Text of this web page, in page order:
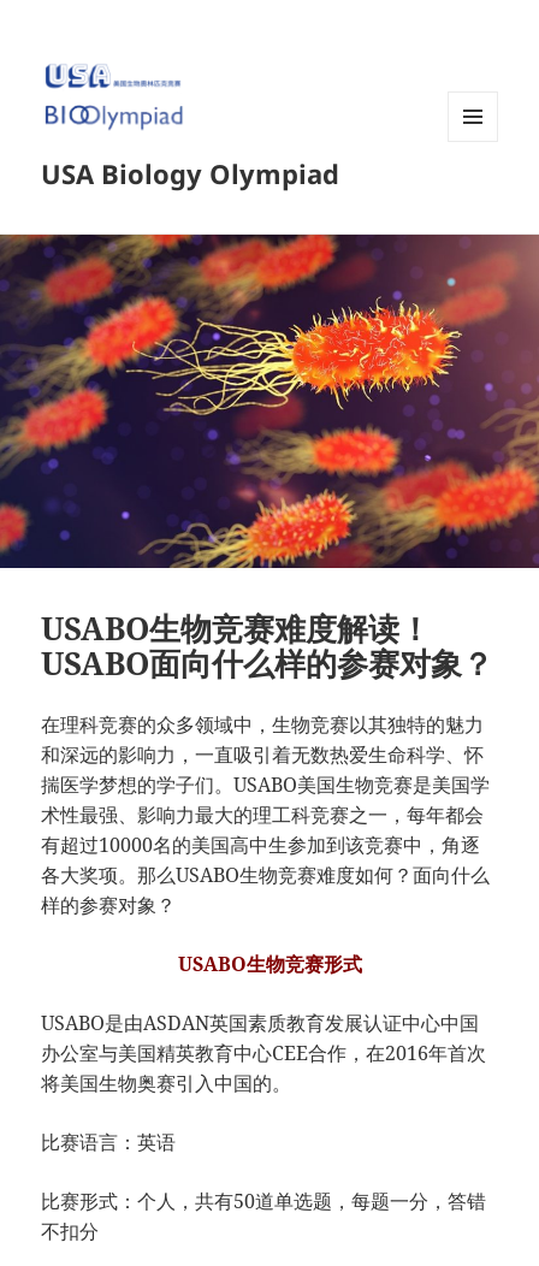
USA Biology Olympiad
USABO生物竞赛难度解读！
USABO面向什么样的参赛对象？
在理科竞赛的众多领域中，生物竞赛以其独特的魅力
和深远的影响力，一直吸引着无数热爱生命科学、怀
揣医学梦想的学子们。USABO美国生物竞赛是美国学
术性最强、影响力最大的理工科竞赛之一，每年都会
有超过10000名的美国高中生参加到该竞赛中，角逐
各大奖项。那么USABO生物竞赛难度如何？面向什么
样的参赛对象？
USABO生物竞赛形式
USABO是由ASDAN英国素质教育发展认证中心中国
办公室与美国精英教育中心CEE合作，在2016年首次
将美国生物奥赛引入中国的。
比赛语言：英语
比赛形式：个人，共有50道单选题，每题一分，答错
不扣分